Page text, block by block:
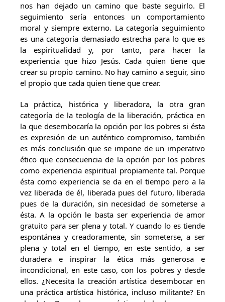
nos han dejado un camino que baste seguirlo. El
seguimiento sería entonces un comportamiento
moral y siempre externo. La categoría seguimiento
es una categoría demasiado estrecha para lo que es
la espiritualidad y, por tanto, para hacer la
experiencia que hizo Jesús. Cada quien tiene que
crear su propio camino. No hay camino a seguir, sino
el propio que cada quien tiene que crear.
La práctica, histórica y liberadora, la otra gran
categoría de la teología de la liberación, práctica en
la que desembocaría la opción por los pobres si ésta
es expresión de un auténtico compromiso, también
es más conclusión que se impone de un imperativo
ético que consecuencia de la opción por los pobres
como experiencia espiritual propiamente tal. Porque
ésta como experiencia se da en el tiempo pero a la
vez liberada de él, liberada pues del futuro, liberada
pues de la duración, sin necesidad de someterse a
ésta. A la opción le basta ser experiencia de amor
gratuito para ser plena y total. Y cuando lo es tiende
espontánea y creadoramente, sin someterse, a ser
plena y total en el tiempo, en este sentido, a ser
duradera e inspirar la ética más generosa e
incondicional, en este caso, con los pobres y desde
ellos. ¿Necesita la creación artística desembocar en
una práctica artística histórica, incluso militante? En